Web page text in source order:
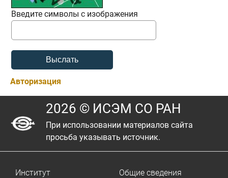
Введите символы с изображения
Авторизация
2026 © ИСЭМ СО РАН
При использовании материалов сайта
просьба указывать источник.
Институт
Общие сведения